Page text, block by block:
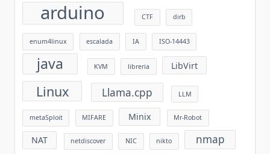
arduino CTF dirb
enum4linux escalada IA ISO-14443
java KVM libreria LibVirt
Linux Llama.cpp LLM
metaSploit MIFARE Minix Mr-Robot
NAT netdiscover NIC nikto nmap